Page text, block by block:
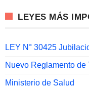
LEYES MÁS
LEY N° 30425
Nuevo Reglamento de
Ministerio de Salud